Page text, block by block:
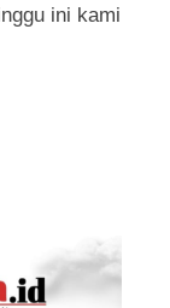
ini kami